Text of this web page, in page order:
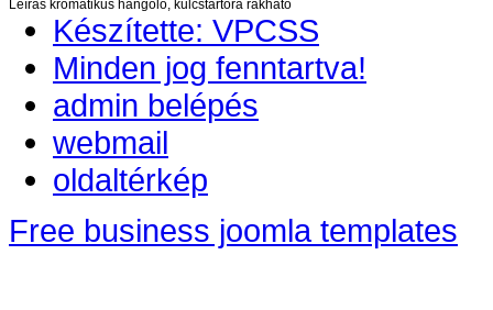
Leírás kromatikus hangoló, kulcstartóra rakható
Készítette: VPCSS
Minden jog fenntartva!
admin belépés
webmail
oldaltérkép
Free business joomla templates